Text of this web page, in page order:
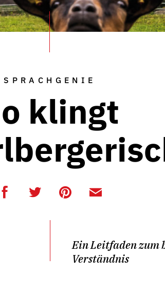
SPRACHGENIE
klingt
Ein Leitfaden zum
Verständnis